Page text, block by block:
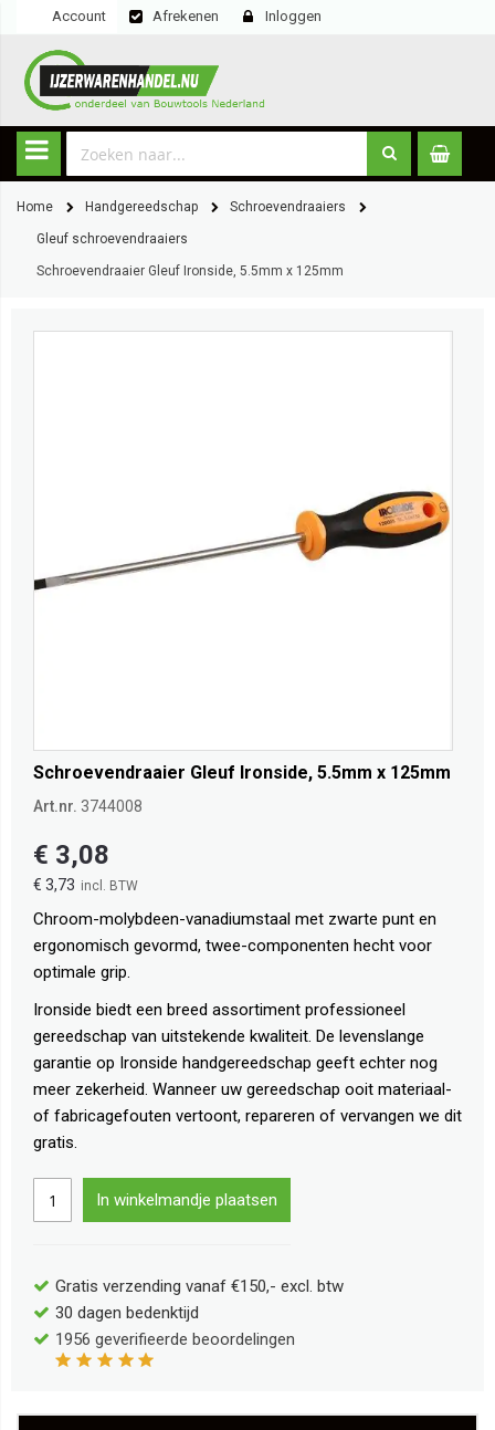
Account Afrekenen Inloggen
Home Handgereedschap Schroevendraaiers
Gleuf schroevendraaiers
Schroevendraaier Gleuf Ironside, 5.5mm x 125mm
Schroevendraaier Gleuf Ironside, 5.5mm x 125mm
Art.nr. 3744008
€ 3,73
€ 3,08
Chroom-molybdeen-vanadiumstaal met zwarte punt en
ergonomisch gevormd, twee-componenten hecht voor
optimale grip.
Ironside biedt een breed assortiment professioneel
gereedschap van uitstekende kwaliteit. De levenslange
garantie op Ironside handgereedschap geeft echter nog
meer zekerheid. Wanneer uw gereedschap ooit materiaal-
of fabricagefouten vertoont, repareren of vervangen we dit
gratis.
In winkelmandje plaatsen
Gratis verzending vanaf €150,- excl. btw
30 dagen bedenktijd
1956 geverifieerde beoordelingen